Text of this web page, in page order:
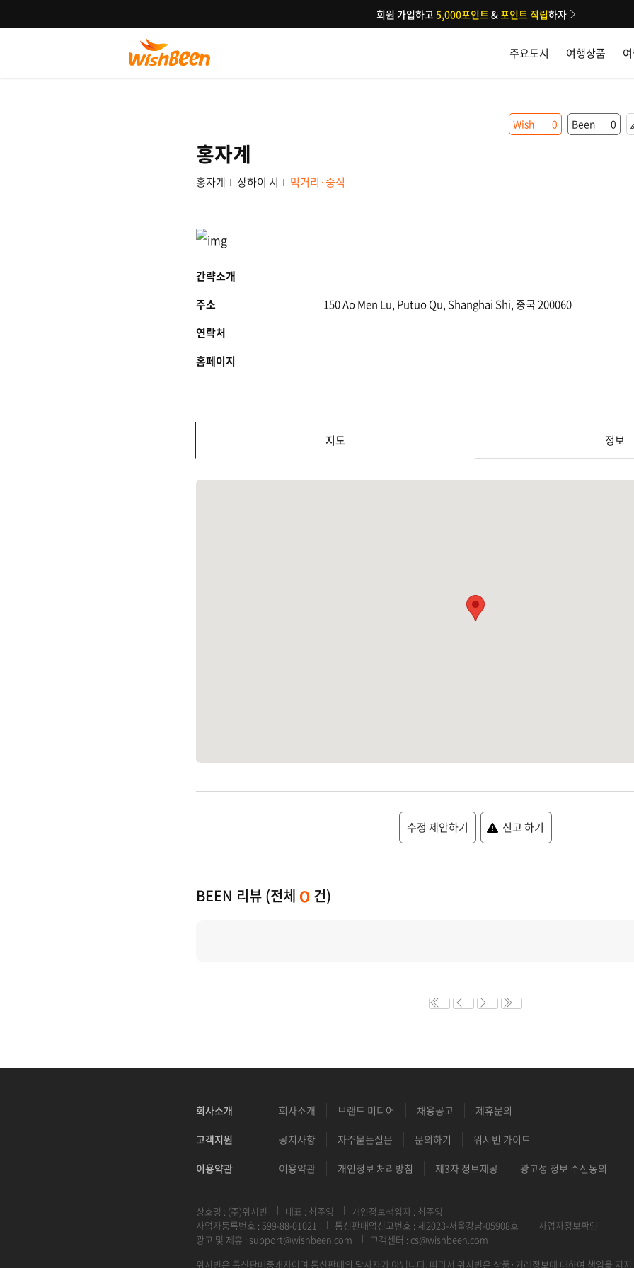
주요도시 여행상품
회원 가입하고5,000포인트&포인트 적립하자
홍자계
홍자계 상하이 시 먹거리·중식
Wish 0 Been 0
간략소개
주소
150 Ao Men Lu, Putuo Qu, Shanghai Shi, 중국 200060
연락처
홈페이지
지도 정보
수정 제안하기 신고 하기
BEEN 리뷰 (전체 0 건)
회사소개 회사소개 브랜드 미디어 채용공고 제휴문의
고객지원 공지사항 자주묻는질문 문의하기 위시빈 가이드
이용약관 이용약관 개인정보 처리방침 제3자 정보제공 광고성 정보 수신동의
상호명 : (주)위시빈 대표 : 최주영
개인정보책임자 : 최주영
사업자등록번호 : 599-88-01021
통신판매업신고번호 : 제2023-서울강남-05908호
사업자정보확인
광고 및 제휴 : support@wishbeen.com
고객센터 : cs@wishbeen.com
위시빈은 통신판매중개자이며 통신판매의 당사자가 아닙니다. 따라서 위시빈은 상품·거래정보에 대하여 책임을 지